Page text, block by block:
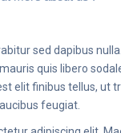
sed dapibus
quis libero
elit finibus tellus, ut
feugiat.